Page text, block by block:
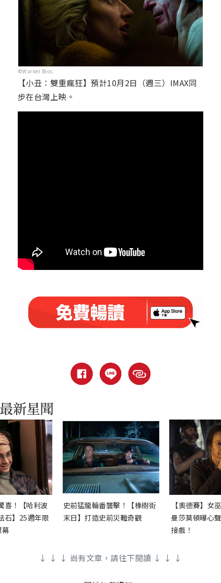
©Warner Bros.
【小丑：雙重瘋狂】預計10月2日（週三）IMAX同
步在台灣上映。
喜！【哈利波
石】25週年限
史前猛龍輪番襲擊！【橡樹街
末日】打造史前災難奇觀
【奧德賽】女
曼莎莫頓曝心
接戲！
↓ ↓ ↓ 尚有文章，請往下閱讀 ↓ ↓ ↓